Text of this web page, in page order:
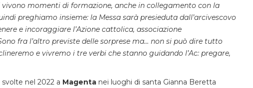
momenti di formazione, anche in collegamento con la
preghiamo insieme: la Messa sarà presieduta dall’arcivescovo
e incoraggiare l’Azione cattolica, associazione
fra l’altro previste delle sorprese ma… non si può dire tutto
e vivremo i tre verbi che stanno guidando l’Ac: pregare,
svolte nel 2022 a Magenta nei luoghi di santa Gianna Beretta